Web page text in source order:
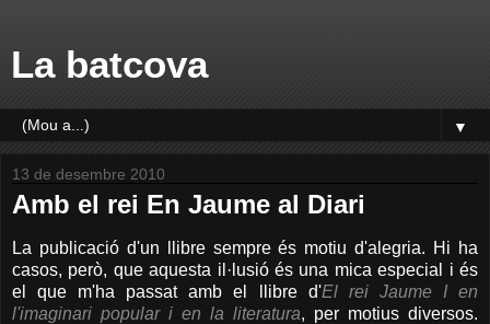
La batcova
▼
13 de desembre 2010
Amb el rei En Jaume al Diari
La publicació d'un llibre sempre és motiu d'alegria. Hi ha
casos, però, que aquesta il·lusió és una mica especial i és
el que m'ha passat amb el llibre d'El rei Jaume I en
l'imaginari popular i en la literatura, per motius diversos.